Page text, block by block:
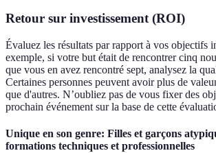
Retour sur investissement (ROI)
Évaluez les résultats par rapport à vos objectifs
exemple, si votre but était de rencontrer cinq
que vous en avez rencontré sept, analysez la
Certaines personnes peuvent avoir plus de
que d'autres. N’oubliez pas de vous fixer des
prochain événement sur la base de cette
Unique en son genre: Filles et garçons
formations techniques et professionnelles